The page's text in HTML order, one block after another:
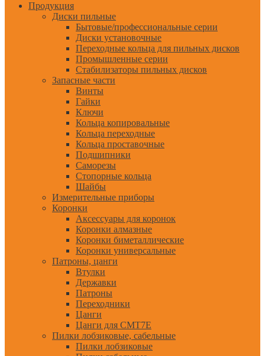
Продукция
Диски пильные
Бытовые/профессиональные серии
Диски установочные
Переходные кольца для пильных дисков
Промышленные серии
Стабилизаторы пильных дисков
Запасные части
Винты
Гайки
Ключи
Кольца копировальные
Кольца переходные
Кольца проставочные
Подшипники
Саморезы
Стопорные кольца
Шайбы
Измерительные приборы
Коронки
Аксессуары для коронок
Коронки алмазные
Коронки биметаллические
Коронки универсальные
Патроны, цанги
Втулки
Державки
Патроны
Переходники
Цанги
Цанги для CMT7E
Пилки лобзиковые, сабельные
Пилки лобзиковые